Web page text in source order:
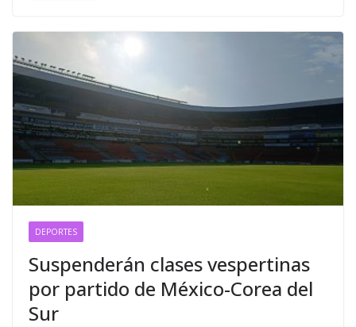
DEPORTES
Suspenderán clases vespertinas
por partido de México-Corea del
Sur